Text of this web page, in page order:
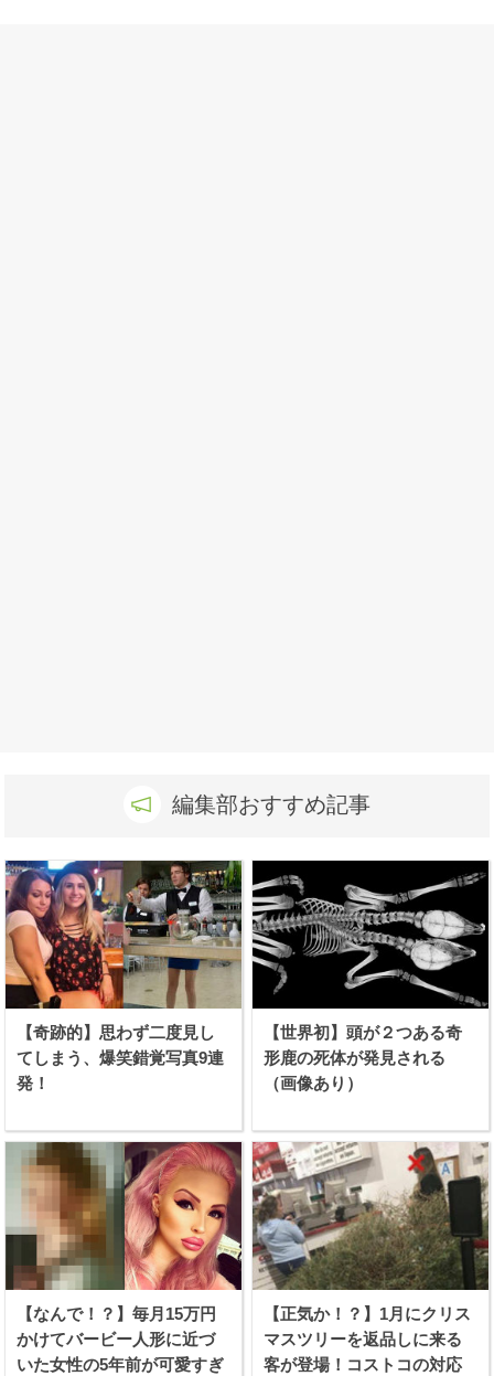
編集部おすすめ記事
【奇跡的】思わず二度見し
てしまう、爆笑錯覚写真9連
発！
【世界初】頭が２つある奇
形鹿の死体が発見される
（画像あり）
【なんで！？】毎月15万円
かけてバービー人形に近づ
いた女性の5年前が可愛すぎ
【正気か！？】1月にクリス
マスツリーを返品しに来る
客が登場！コストコの対応